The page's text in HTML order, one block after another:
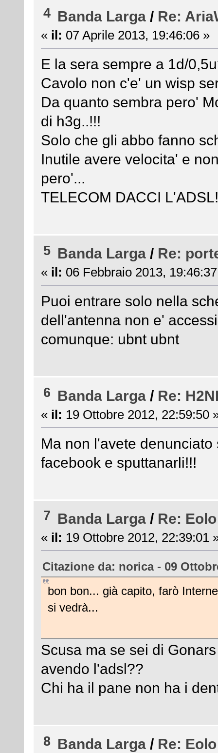
4 Banda Larga / Re:
« il: 07 Aprile 2013, 19:46:06 »
E la sera sempre a 1d/
Cavolo non c'e' un wisp
Da quanto sembra pero'
di h3g..!!!
Solo che gli abbo fanno
Inutile avere velocita' e
pero'...
TELECOM DACCI
5 Banda Larga / Re:
« il: 06 Febbraio 2013,
Puoi entrare solo nella
dell'antenna non e'
comunque: ubnt ubnt
6 Banda Larga / Re:
« il: 19 Ottobre 2012, 22:59:50
Ma non l'avete
facebook e sputtanarli!!!
7 Banda Larga / Re:
« il: 19 Ottobre 2012, 22:39:01
Citazione da: norica - 09
bon bon... già capito, farò
si vedrà...
Scusa ma se sei di
avendo l'adsl??
Chi ha il pane non ha i
8 Banda Larga / Re: